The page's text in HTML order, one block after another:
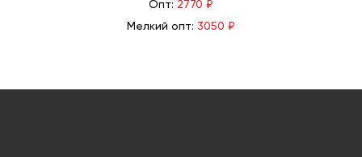
Опт: 2770 ₽
Мелкий опт: 3050 ₽